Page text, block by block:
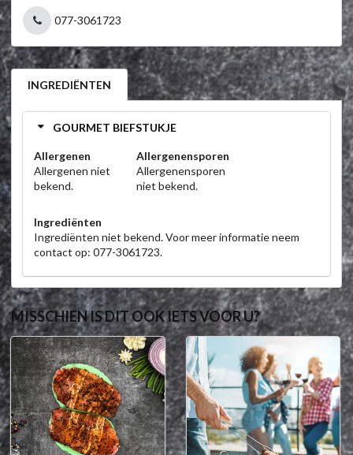
077-3061723
INGREDIËNTEN
GOURMET BIEFSTUKJE
Allergenen
Allergenen niet
bekend.
Allergenensporen
Allergenensporen
niet bekend.
Ingrediënten
Ingrediënten niet bekend. Voor meer informatie neem
contact op: 077-3061723.
MISSCHIEN IS DIT OOK IETS VOOR U?